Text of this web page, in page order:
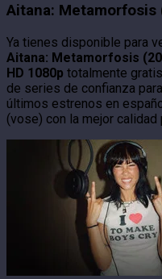
Aitana: Metamorfosis
Ya tienes disponible para
Aitana: Metamorfosis
HD 1080p totalmente
de series de confianza
últimos estrenos en
(vose) con la mejor calidad